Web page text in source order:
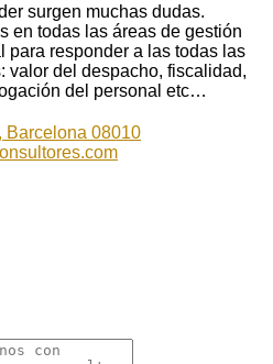
surgen muchas dudas.
en todas las áreas de gestión
para responder a las todas las
valor del despacho, fiscalidad,
del personal etc…
Barcelona 08010